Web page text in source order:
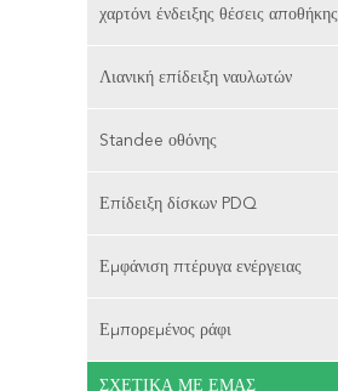
χαρτόνι ένδειξης θέσεις αποθήκης
Λιανική επίδειξη ναυλωτών
Standee οθόνης
Επίδειξη δίσκων PDQ
Εμφάνιση πτέρυγα ενέργειας
Εμπορεμένος ράφι
ΣΧΕΤΙΚΆ ΜΕ ΕΜΆΣ